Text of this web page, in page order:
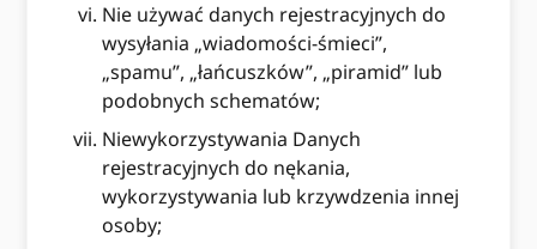
Nie używać danych rejestracyjnych do
wysyłania „wiadomości-śmieci”,
„spamu”, „łańcuszków”, „piramid” lub
podobnych schematów;
Niewykorzystywania Danych
rejestracyjnych do nękania,
wykorzystywania lub krzywdzenia innej
osoby;